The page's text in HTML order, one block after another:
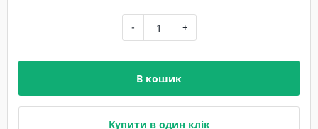
- +
В кошик
Купити в один клік